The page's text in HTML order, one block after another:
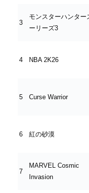
3
モンスターハンター
ーリーズ3
4 NBA 2K26
5 Curse Warrior
6 紅の砂漠
7
MARVEL Cosmic
Invasion